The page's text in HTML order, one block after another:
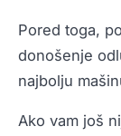
Pored toga,
donošenje
najbolju
Ako vam još